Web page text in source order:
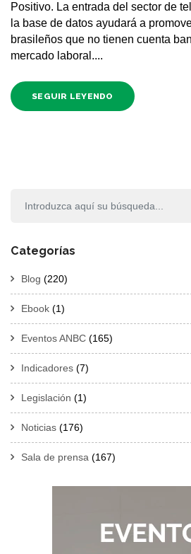
Positivo. La entrada del sector de
la base de datos ayudará a
brasileños que no tienen cuenta
mercado laboral....
SEGUIR LEYENDO
Categorías
Blog (220)
Ebook (1)
Eventos ANBC (165)
Indicadores (7)
Legislación (1)
Noticias (176)
Sala de prensa (167)